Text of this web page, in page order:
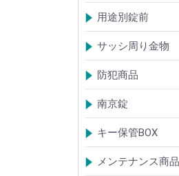
扉加工あり
扉加工なし(軽微な
ICキー・タグ・カー
用途別錠前
アルミサッシ玄関
サムラッチ錠
浴室錠
補助錠
エンジンドア錠・
ケースハンドル錠
インダストリアル
ク
サッシ周り金物
ドアガード
ドアチェーン
クレセント錠
丁番
フランス落とし
ドアクローザ
防犯商品
防犯簡易錠
防犯サムターン
ガードプレート・L
その他
南京錠
【ALPHA】アルファ
【ABUS】アバス
その他
キー保管BOX
大型キーBOX
小型キーBOX
メンテナンス商品